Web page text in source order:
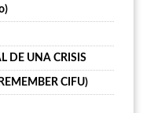
DE UNA CRISIS
CIFU)